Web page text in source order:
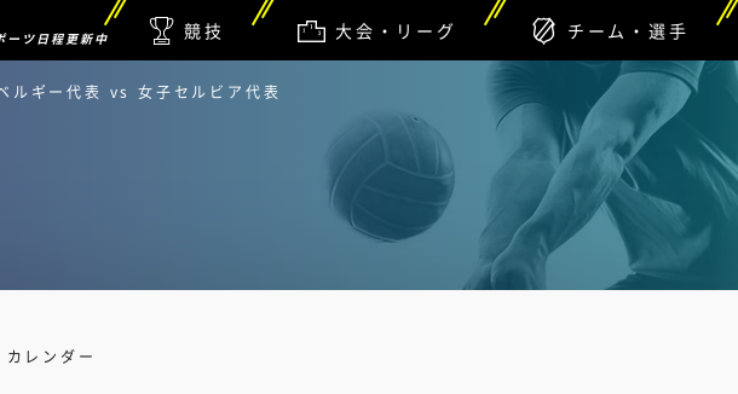
ーツ日程更新中 競技 大会・リーグ チーム・選手
ルギー代表 vs 女子セルビア代表
レンダー